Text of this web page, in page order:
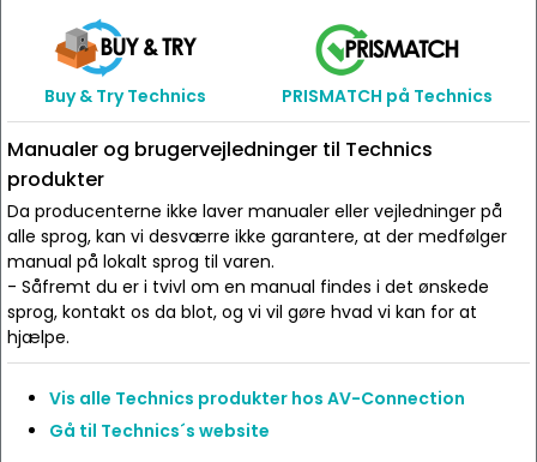
Buy & Try Technics PRISMATCH på Technics
Manualer og brugervejledninger til Technics
produkter
Da producenterne ikke laver manualer eller vejledninger på
alle sprog, kan vi desværre ikke garantere, at der medfølger
manual på lokalt sprog til varen.
- Såfremt du er i tvivl om en manual findes i det ønskede
sprog, kontakt os da blot, og vi vil gøre hvad vi kan for at
hjælpe.
Vis alle Technics produkter hos AV-Connection
Gå til Technics´s website